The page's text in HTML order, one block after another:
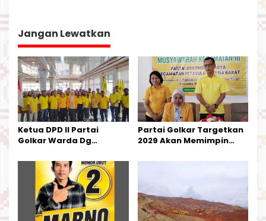
a
s
i
p
o
s
Jangan Lewatkan
Ketua DPD II Partai
Golkar Warda Dg
Pengurus Parti
Kecamatan Petasia dan
Kecamatan Petbar
Partai Golkar Targetkan
2029 Akan Memimpin